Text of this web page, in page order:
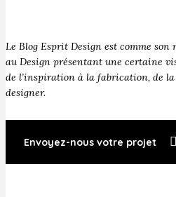
Le Blog Esprit Design est comme son
au Design présentant une certaine
de l’inspiration à la fabrication, de
designer.
Envoyez-nous votre projet